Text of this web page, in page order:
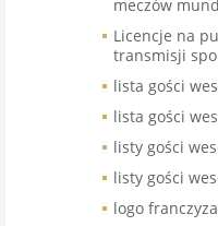
meczów
Licencje na
transmisji
lista gości
lista gości
listy gości
listy gości
logo franczyza